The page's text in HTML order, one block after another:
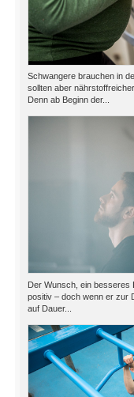
Schwangere brauchen in
sollten aber
Denn ab Beginn der...
Der Wunsch, ein besseres
positiv – doch wenn er zur
auf Dauer...